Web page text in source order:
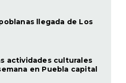
llegada de Los
actividades culturales
en Puebla capital